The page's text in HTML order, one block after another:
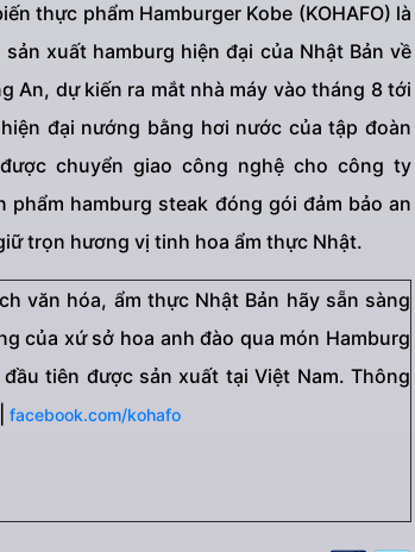
thực phẩm Hamburger Kobe (KOHAFO) là
xuất hamburg hiện đại của Nhật Bản về
An, dự kiến ra mắt nhà máy vào tháng 8 tới
đại nướng bằng hơi nước của tập đoàn
chuyển giao công nghệ cho công ty
phẩm hamburg steak đóng gói đảm bảo an
trọn hương vị tinh hoa ẩm thực Nhật.
văn hóa, ẩm thực Nhật Bản hãy sẵn sàng
của xứ sở hoa anh đào qua món Hamburg
tiên được sản xuất tại Việt Nam. Thông
facebook.com/kohafo